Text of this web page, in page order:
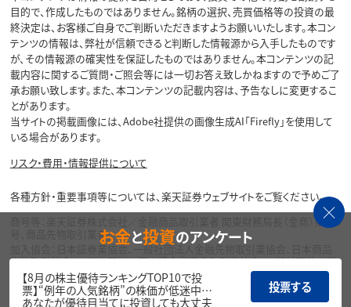
目的で、作成したものではありません。銘柄の選択、売買価格等の投資の最
終決定は、お客様ご自身でご判断いただきますようお願いいたします。本コン
テンツの情報は、弊社が信頼できると判断した情報源から入手したものです
が、その情報源の確実性を保証したものではありません。本コンテンツの記
載内容に関するご質問・ご照会等には一切お答え致しかねますので予めご了
承お願い致します。また、本コンテンツの記載内容は、予告なしに変更するこ
とがあります。
当サイトの掲載画像には、Adobe社提供の画像生成AI「Firefly」を使用して
いる場合があります。
リスク・費用・情報提供について
各種方針・重要事項等については、楽天証券ウェブサイトをご覧ください。
商号等：楽天証券株式会社／金融商品取引業者 関東財務局長（金商）第195
号、商品先物取引業者
加入協会：日本証券業協会、一般社団法人金融先物取引業協会、日本商品
先物取引協会、一般社団法人第二種金融商品取引業協会、一般社団法人資
産運用業協会
Copyright©
お金と投資のアンケート
【8月の株主優待ランキングTOP10で投
票】“例年の人気銘柄”の株価が低迷中…
あなたが優待目当てに投資しても大丈夫
投票する